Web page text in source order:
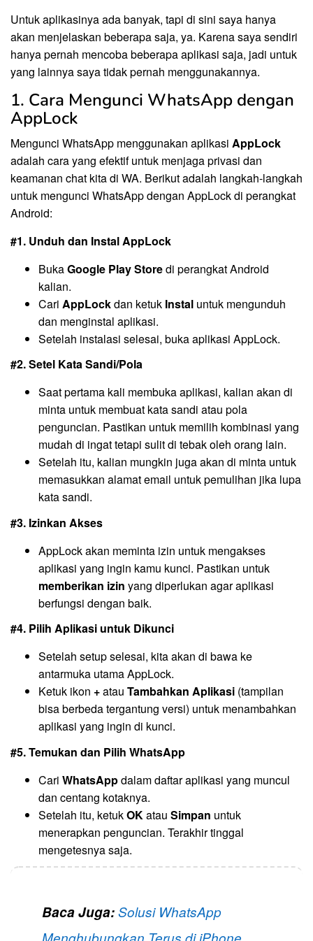
Untuk aplikasinya ada banyak, tapi di sini saya hanya
akan menjelaskan beberapa saja, ya. Karena saya sendiri
hanya pernah mencoba beberapa aplikasi saja, jadi untuk
yang lainnya saya tidak pernah menggunakannya.
1. Cara Mengunci WhatsApp dengan
AppLock
Mengunci WhatsApp menggunakan aplikasi AppLock
adalah cara yang efektif untuk menjaga privasi dan
keamanan chat kita di WA. Berikut adalah langkah-langkah
untuk mengunci WhatsApp dengan AppLock di perangkat
Android:
#1. Unduh dan Instal AppLock
BukaGoogle Play Storedi perangkat Android
kalian.
Cari AppLockdan ketuk Instal untuk mengunduh
dan menginstal aplikasi.
Setelah instalasi selesai, buka aplikasi AppLock.
#2. Setel Kata Sandi/Pola
Saat pertama kali membuka aplikasi, kalian akan di
minta untuk membuat kata sandi atau pola
penguncian. Pastikan untuk memilih kombinasi yang
mudah di ingat tetapi sulit di tebak oleh orang lain.
Setelah itu, kalian mungkin juga akan di minta untuk
memasukkan alamat email untuk pemulihan jika lupa
kata sandi.
#3. Izinkan Akses
AppLock akan meminta izin untuk mengakses
aplikasi yang ingin kamu kunci. Pastikan untuk
memberikan izin yang diperlukan agar aplikasi
berfungsi dengan baik.
#4. Pilih Aplikasi untuk Dikunci
Setelah setup selesai, kita akan di bawa ke
antarmuka utama AppLock.
Ketuk ikon +atau Tambahkan Aplikasi (tampilan
bisa berbeda tergantung versi) untuk menambahkan
aplikasi yang ingin di kunci.
#5. Temukan dan Pilih WhatsApp
Cari WhatsAppdalam daftar aplikasi yang muncul
dan centang kotaknya.
Setelah itu, ketukOKatau Simpan untuk
menerapkan penguncian. Terakhir tinggal
mengetesnya saja.
Baca Juga:Solusi WhatsApp